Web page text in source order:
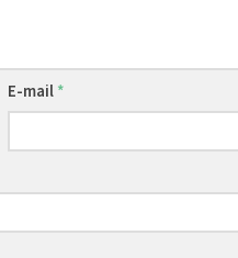
E-mail *